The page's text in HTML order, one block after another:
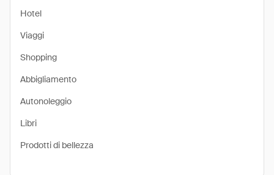
Hotel
Viaggi
Shopping
Abbigliamento
Autonoleggio
Libri
Prodotti di bellezza